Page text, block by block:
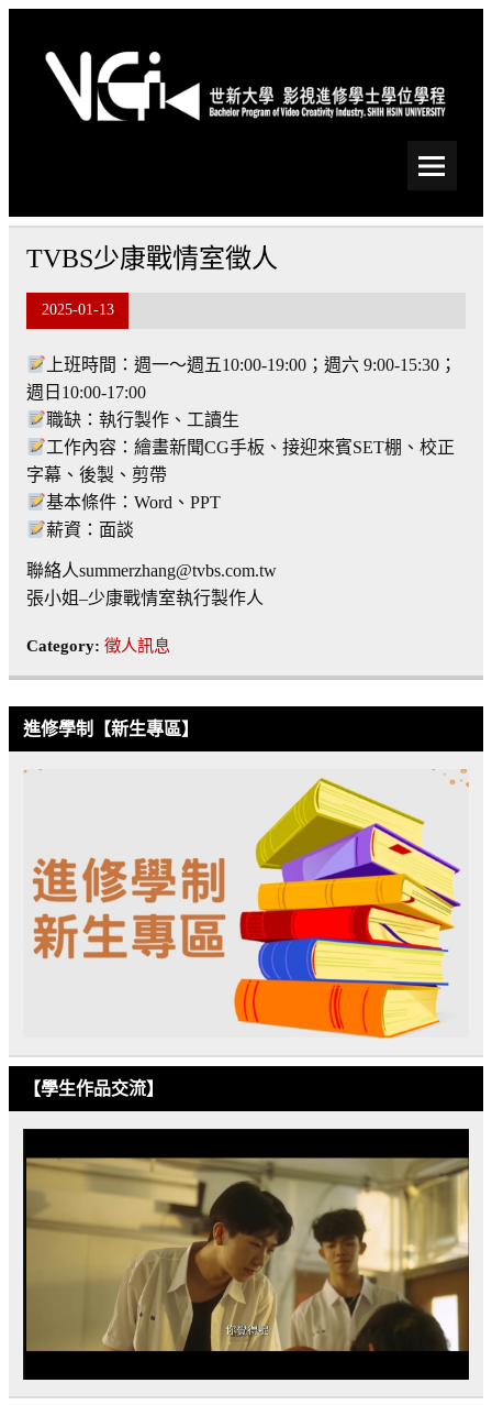
Skip
世新大學影視進修學士學
TVBS少康戰情室徵人
2025-01-13
上班時間：週一～週五10:00-19:00；週六 9:00-15:30；
週日10:00-17:00
職缺：執行製作、工讀生
工作內容：繪畫新聞CG手板、接迎來賓SET棚、校正
字幕、後製、剪帶
基本條件：Word、PPT
薪資：面談
聯絡人summerzhang@tvbs.com.tw
張小姐–少康戰情室執行製作人
Category: 徵人訊息
進修學制【新生專區】
【學生作品交流】